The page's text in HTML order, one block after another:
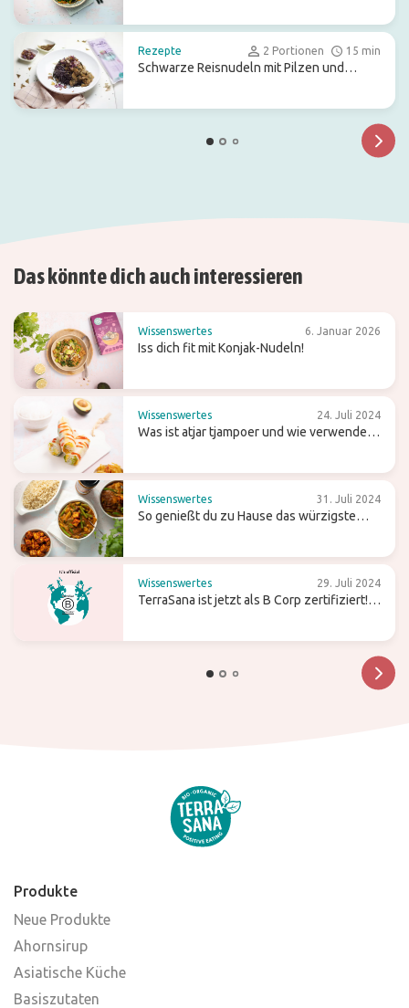
Rezepte 2 Portionen 15 min
Schwarze Reisnudeln mit Pilzen und
Das könnte dich auch interessieren
Wissenswertes 6. Januar 2026
Iss dich fit mit Konjak-Nudeln!
Wissenswertes 24. Juli 2024
Was ist atjar tjampoer und wie verwendest
Wissenswertes 31. Juli 2024
So genießt du zu Hause das würzigste
Wissenswertes 29. Juli 2024
TerraSana ist jetzt als B Corp zertifiziert!
Produkte
Neue Produkte
Ahornsirup
Asiatische Küche
Basiszutaten